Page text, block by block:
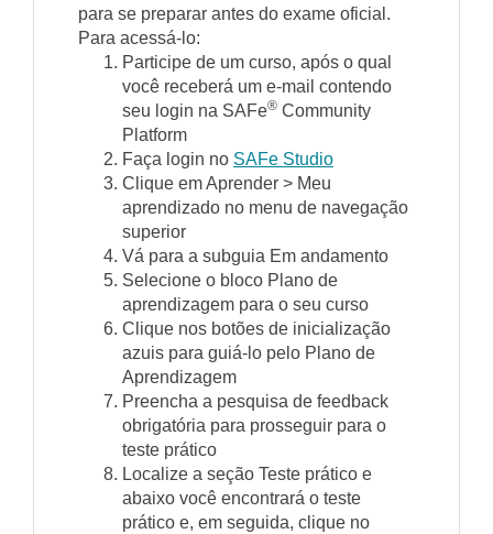
para se preparar antes do exame oficial.
Para acessá-lo:
Participe de um curso, após o qual
você receberá um e-mail contendo
seu login na SAFe® Community
Platform
Faça login no SAFe Studio
Clique em Aprender > Meu
aprendizado no menu de navegação
superior
Vá para a subguia Em andamento
Selecione o bloco Plano de
aprendizagem para o seu curso
Clique nos botões de inicialização
azuis para guiá-lo pelo Plano de
Aprendizagem
Preencha a pesquisa de feedback
obrigatória para prosseguir para o
teste prático
Localize a seção Teste prático e
abaixo você encontrará o teste
prático e, em seguida, clique no